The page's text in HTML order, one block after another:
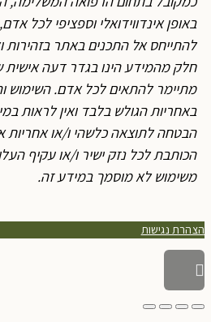
באופן אינדווידואלי וספציפי לכל
להתייחס אל התכנים באתר בזהירות
חלק מהמידע הינו בגדר דעה אישית
מתיימר להתאים לכל אדם. השימוש
באחריות הגולש בלבד ואין לראות
הבטחה לתוצאה כלשהי ו/או אחריות
הכותבת לכל נזק ישיר ו/או עקיף
משימוש לא מוסמך במידע זה.
נגישות
גלילה
לראש